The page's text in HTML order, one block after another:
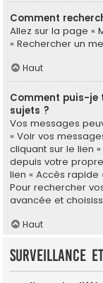
Comment
Allez sur la page «
« Rechercher un
Haut
Comment puis-je
sujets ?
Vos messages
« Voir vos
cliquant sur le lien
depuis votre
lien « Accès rapide
Pour rechercher
avancée et
Haut
Surveillance